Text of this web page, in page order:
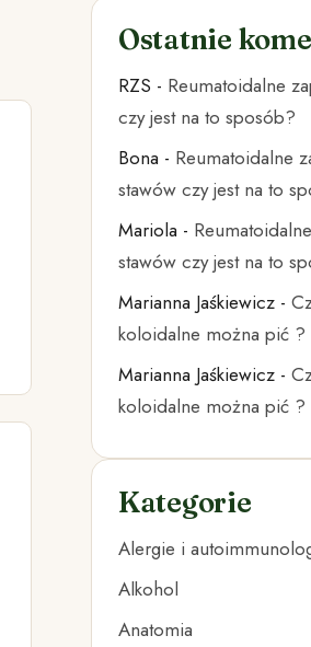
Ostatnie
RZS - Reumatoidalne
czy jest na to sposób?
Bona - Reumatoidalne
stawów czy jest na to
Mariola -
stawów czy jest na to
Marianna Jaśkiewicz -
koloidalne można pić ?
Marianna Jaśkiewicz -
koloidalne można pić ?
Kategorie
Alergie i
Alkohol
Anatomia